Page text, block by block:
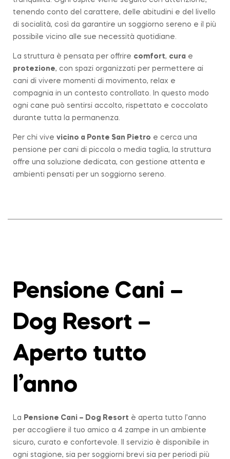
tenendo conto del carattere, delle abitudini e del livello
di socialità, così da garantire un soggiorno sereno e il più
possibile vicino alle sue necessità quotidiane.
La struttura è pensata per offrire comfort, cura e
protezione, con spazi organizzati per permettere ai
cani di vivere momenti di movimento, relax e
compagnia in un contesto controllato. In questo modo
ogni cane può sentirsi accolto, rispettato e coccolato
durante tutta la permanenza.
Per chi vive vicino a Ponte San Pietro e cerca una
pensione per cani di piccola o media taglia, la struttura
offre una soluzione dedicata, con gestione attenta e
ambienti pensati per un soggiorno sereno.
Pensione Cani –
Dog Resort –
Aperto tutto
l’anno
La Pensione Cani – Dog Resort è aperta tutto l’anno
per accogliere il tuo amico a 4 zampe in un ambiente
sicuro, curato e confortevole. Il servizio è disponibile in
ogni stagione, sia per soggiorni brevi sia per periodi più